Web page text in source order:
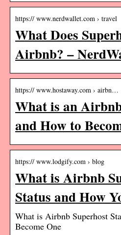
https:// www.nerdwallet.com › travel
What Does
Airbnb? –
https:// www.hostaway.com › airbn…
What is an
and How to
https:// www.lodgify.com › blog
What is Airbnb
Status and How
What is Airbnb Superhost
Become One